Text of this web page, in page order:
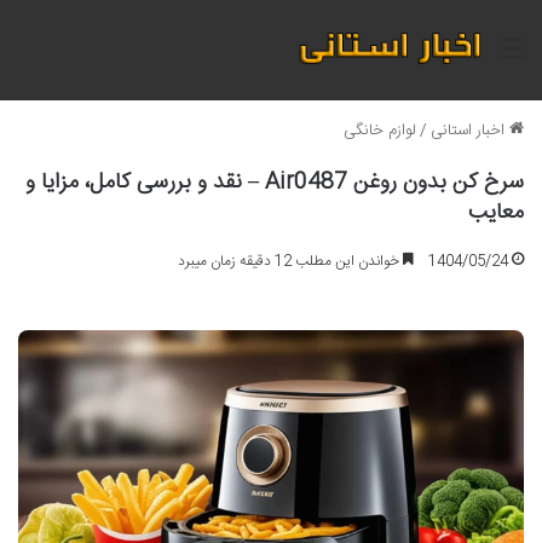
منو
اخبار استانی /لوازم خانگی
سرخ کن بدون روغن Air0487 – نقد و بررسی کامل، مزایا و
معایب
1404/05/24 خواندن این مطلب 12 دقیقه زمان میبرد